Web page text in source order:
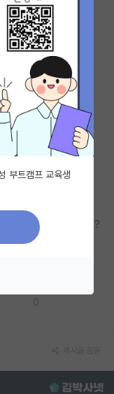
도 부탁드릴수있을까요?
부트캠프 교육생